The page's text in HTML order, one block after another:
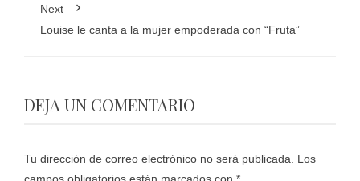
Next
Louise le canta a la mujer empoderada con “Fruta”
DEJA UN COMENTARIO
Tu dirección de correo electrónico no será publicada.
Los
campos obligatorios están marcados con *